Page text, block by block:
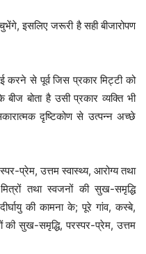
इसलिए जरूरी है सही बीजारोपण
से पूर्व जिस प्रकार मिट्टी को
बोता है उसी प्रकार व्यक्ति भी
दृष्टिकोण से उत्पन्न अच्छे
प्रेम, उत्तम स्वास्थ्य, आरोग्य तथा
तथा स्वजनों की सुख-समृद्धि
की कामना के; पूरे गांव, कस्बे,
की सुख-समृद्धि, परस्पर-प्रेम, उत्तम